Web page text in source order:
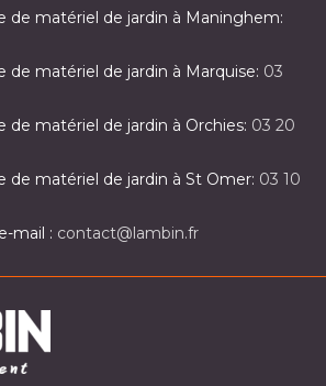
de matériel de jardin à Maninghem:
de matériel de jardin à Marquise: 03
de matériel de jardin à Orchies: 03 20
de matériel de jardin à St Omer: 03 10
mail : contact@lambin.fr